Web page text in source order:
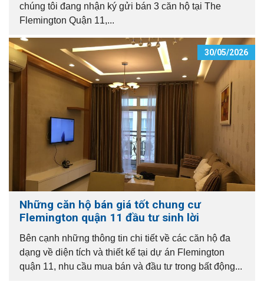
chúng tôi đang nhận ký gửi bán 3 căn hộ tại The
Flemington Quận 11,...
30/05/2026
Những căn hộ bán giá tốt chung cư
Flemington quận 11 đầu tư sinh lời
Bên cạnh những thông tin chi tiết về các căn hộ đa
dạng về diện tích và thiết kế tại dự án Flemington
quận 11, nhu cầu mua bán và đầu tư trong bất động...